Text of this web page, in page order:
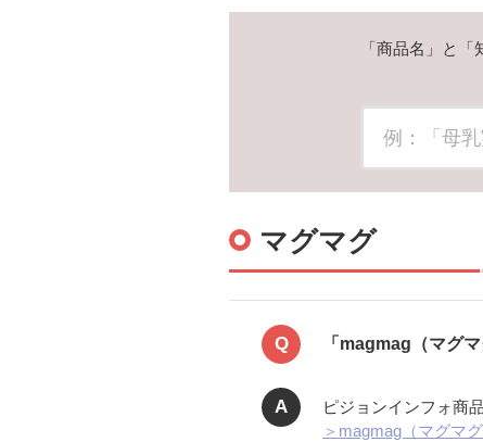
「商品名」と
マグマグ
Q 「magmag（マグ
A
ピジョンインフォ商
＞magmag（マグマ